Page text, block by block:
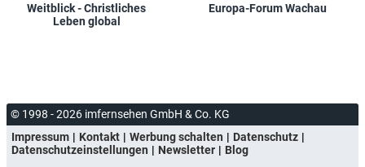
Weitblick - Christliches
Leben global
Europa-Forum Wachau
© 1998 - 2026 imfernsehen GmbH & Co. KG
Impressum
Kontakt Werbung schalten
Datenschutz
Datenschutzeinstellungen
Newsletter
Blog